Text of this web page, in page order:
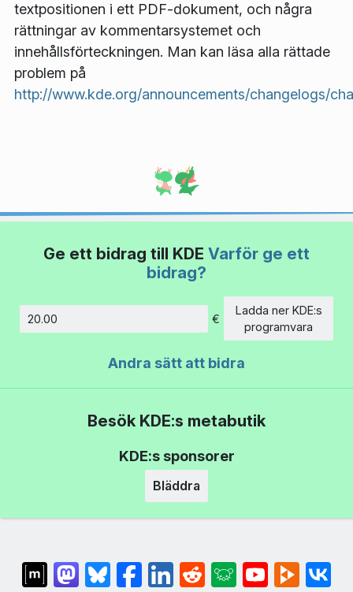
textpositionen i ett PDF-dokument, och några
rättningar av kommentarsystemet och
innehållsförteckningen. Man kan läsa alla rättade
problem på
http://www.kde.org/announcements/changelogs/
Ge ett bidrag till KDE Varför ge ett
bidrag?
€
Ladda ner KDE:s
programvara
Andra sätt att bidra
Besök KDE:s metabutik
KDE:s sponsorer
Bläddra